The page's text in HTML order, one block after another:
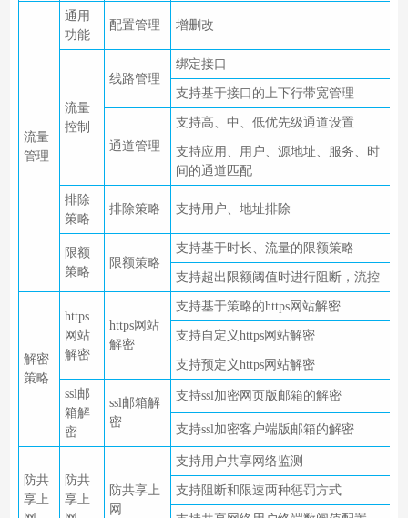
流量
管理
通用
功能
配置管理 增删改
流量
控制
线路管理
绑定接口
支持基于接口的上下行带宽管理
通道管理
支持高、中、低优先级通道设置
支持应用、用户、源地址、服务、时
间的通道匹配
排除
策略
排除策略 支持用户、地址排除
限额
策略
限额策略
支持基于时长、流量的限额策略
支持超出限额阈值时进行阻断，流控
解密
策略
https
网站
解密
https网站
解密
支持基于策略的https网站解密
支持自定义https网站解密
支持预定义https网站解密
ssl邮
箱解
密
ssl邮箱解
密
支持ssl加密网页版邮箱的解密
支持ssl加密客户端版邮箱的解密
防共
享上
防共
享上
防共享上
网
支持用户共享网络监测
支持阻断和限速两种惩罚方式